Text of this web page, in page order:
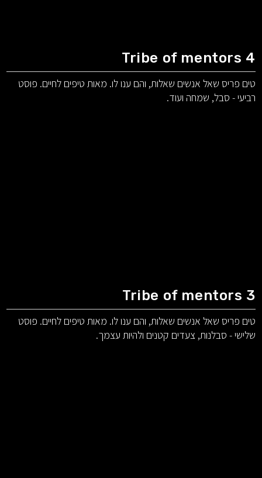
Tribe of mentors 4
טים פריס שאל אנשים שאלות, והם ענו לו. מאות טיפים לחיים. פוסט
רביעי - סבל, שמחה ועוד.
Tribe of mentors 3
טים פריס שאל אנשים שאלות, והם ענו לו. מאות טיפים לחיים. פוסט
שלישי - סבלנות, צעדים קטנים ולהיות עצמך.